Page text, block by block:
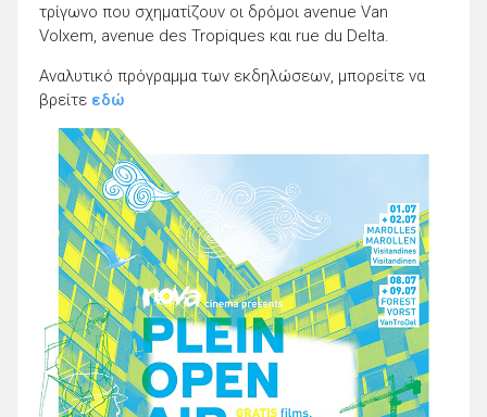
τρίγωνο που σχηματίζουν οι δρόμοι avenue Van
Volxem, avenue des Tropiques και rue du Delta.
Αναλυτικό πρόγραμμα των εκδηλώσεων, μπορείτε να
βρείτε εδώ